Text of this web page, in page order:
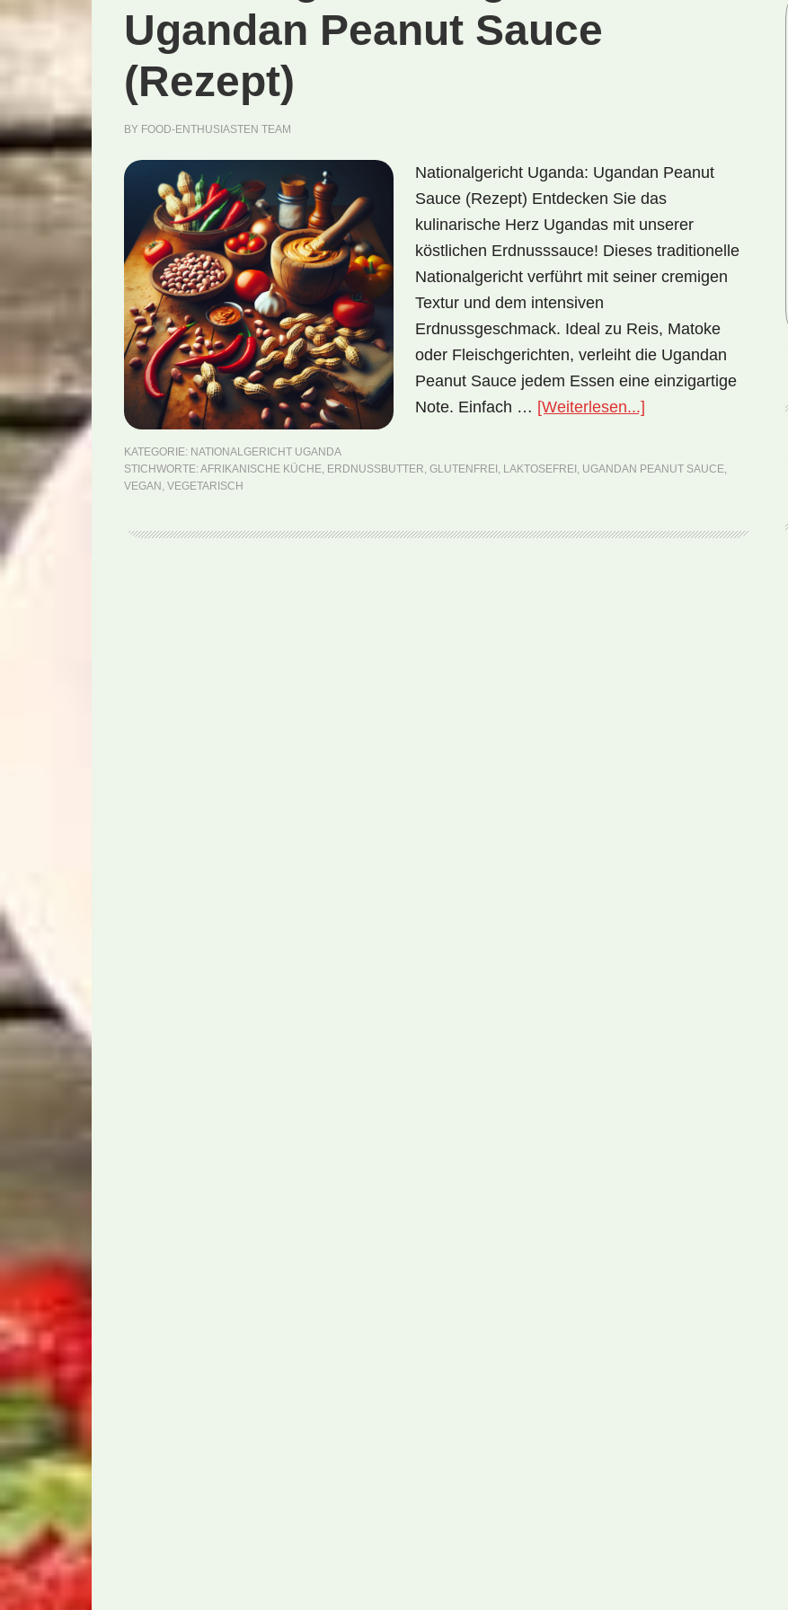
Ugandan Peanut Sauce
(Rezept)
BY FOOD-ENTHUSIASTEN TEAM
Nationalgericht Uganda: Ugandan Peanut
Sauce (Rezept) Entdecken Sie das
kulinarische Herz Ugandas mit unserer
köstlichen Erdnusssauce! Dieses traditionelle
Nationalgericht verführt mit seiner cremigen
Textur und dem intensiven
Erdnussgeschmack. Ideal zu Reis, Matoke
oder Fleischgerichten, verleiht die Ugandan
Peanut Sauce jedem Essen eine einzigartige
Note. Einfach … [Weiterlesen...] ÜberNationalgericht
(Rezept)
KATEGORIE: NATIONALGERICHT UGANDA
STICHWORTE: AFRIKANISCHE KÜCHE, ERDNUSSBUTTER, GLUTENFREI , LAKTOSEFREI , UGANDAN PEANUT SAUCE,
VEGAN , VEGETARISCH